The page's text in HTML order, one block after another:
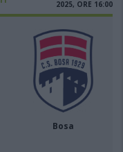
2025, ORE 16:00
Bosa